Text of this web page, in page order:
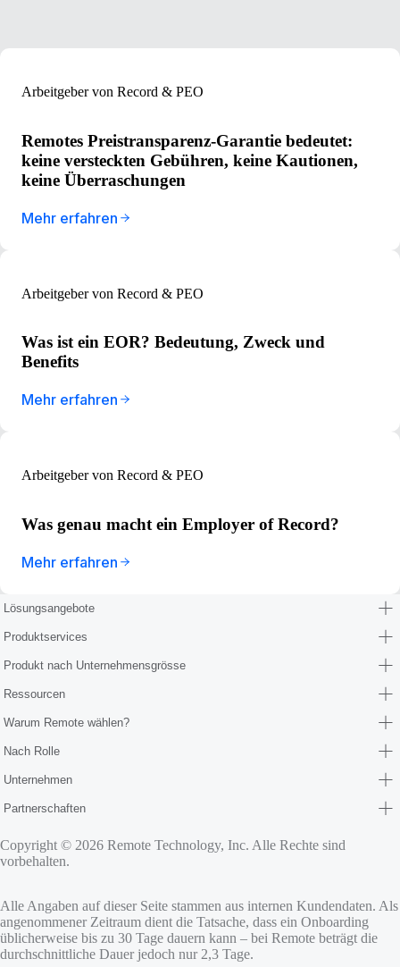
Arbeitgeber von Record & PEO
Remotes Preistransparenz-Garantie bedeutet:
keine versteckten Gebühren, keine Kautionen,
keine Überraschungen
Mehr erfahren
Arbeitgeber von Record & PEO
Was ist ein EOR? Bedeutung, Zweck und
Benefits
Mehr erfahren
Arbeitgeber von Record & PEO
Was genau macht ein Employer of Record?
Mehr erfahren
Lösungsangebote
Produktservices
Produkt nach Unternehmensgrösse
Ressourcen
Warum Remote wählen?
Nach Rolle
Unternehmen
Partnerschaften
Copyright © 2026 Remote Technology, Inc. Alle Rechte sind
vorbehalten.
Alle Angaben auf dieser Seite stammen aus internen Kundendaten. Als
angenommener Zeitraum dient die Tatsache, dass ein Onboarding
üblicherweise bis zu 30 Tage dauern kann – bei Remote beträgt die
durchschnittliche Dauer jedoch nur 2,3 Tage.